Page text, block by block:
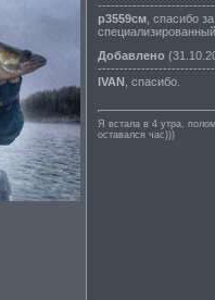
р3559см , спасибо
Добавлено
IVAN
, спасибо.
Я встала в 4 утра,
оставался час)))